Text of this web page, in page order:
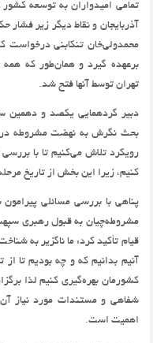
تمامی امیدواران به توسعه
آذربایجان و نقاط دیگر زیر فشار
محمدولی‌خان تنکابنی درخواست
برعهده گیرد و همان‌طور که
تهران توسط آنها فتح شد.
دبیر گردهمایی یکصد و دهمین
بحث نگرش به نهضت مشروطه در
رویکرد تلاش می‌کنیم تا با
کنیم، زیرا این بخش از تاریخ
پناهی با بررسی مسائلی
مشروطه‌چیان به قبول رهبری
قیام تأکید کرد: ما ناگزیر به
آنیم بدانیم که و چه بودیم تا
کشورمان بهره‌گیری کنیم لذا
شفاهی و مستندات مورد نیاز
اهمیت است.